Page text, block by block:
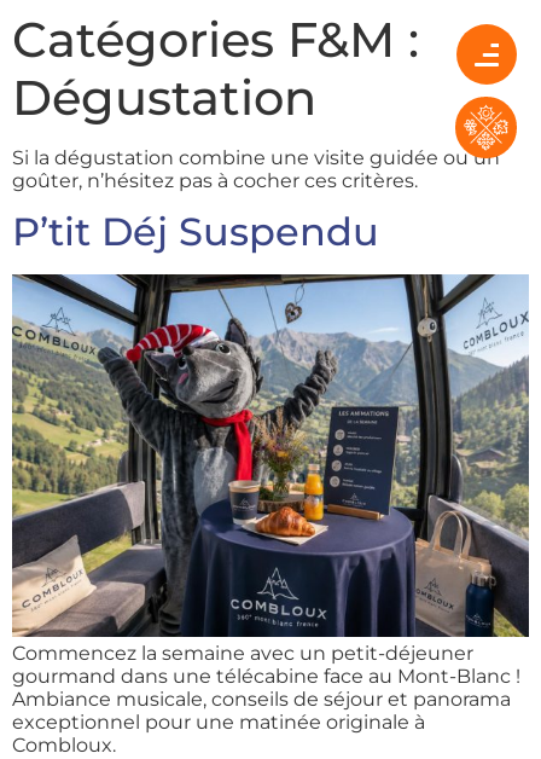
Catégories F&M :
Dégustation
Si la dégustation combine une visite guidée ou un
goûter, n’hésitez pas à cocher ces critères.
P’tit Déj Suspendu
Commencez la semaine avec un petit-déjeuner
gourmand dans une télécabine face au Mont-Blanc !
Ambiance musicale, conseils de séjour et panorama
exceptionnel pour une matinée originale à
Combloux.